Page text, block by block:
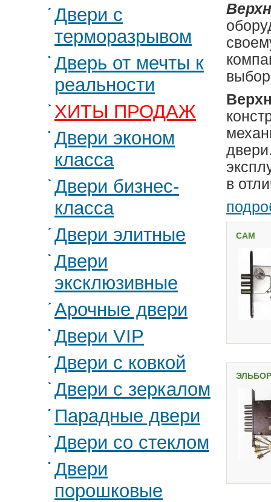
Двери с
терморазрывом
Дверь от мечты к
реальности
ХИТЫ ПРОДАЖ
Двери эконом
класса
Двери бизнес-
класса
Двери элитные
Двери
эксклюзивные
Арочные двери
Двери VIP
Двери с ковкой
Двери с зеркалом
Парадные двери
Двери со стеклом
Двери
порошковые
в
САМ
ЭЛЬБОР